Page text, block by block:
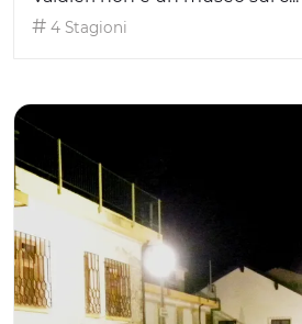
4 Stagioni